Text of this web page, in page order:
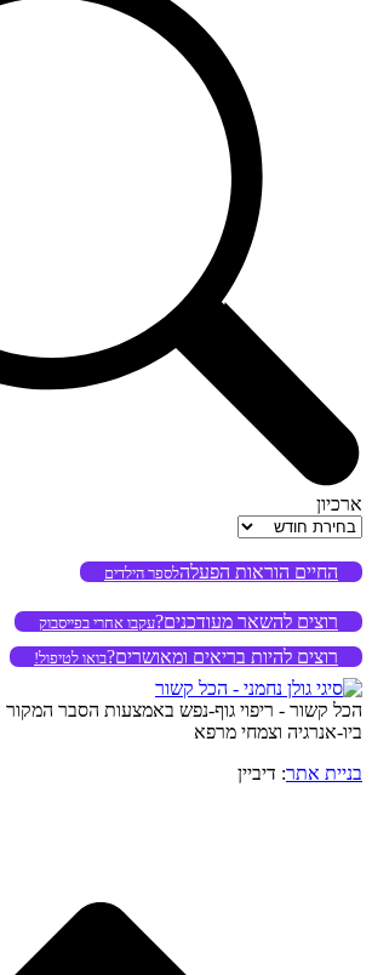
ארכיון
ארכיון
החיים הוראות הפעלהלספר הילדים
רוצים להשאר מעודכנים?עקבו אחרי בפייסבוק
רוצים להיות בריאים ומאושרים?בואו לטיפול!
הכל קשור - ריפוי גוף-נפש באמצעות הסבר
ביו-אנרגיה וצמחי מרפא
בניית אתר: דיביין